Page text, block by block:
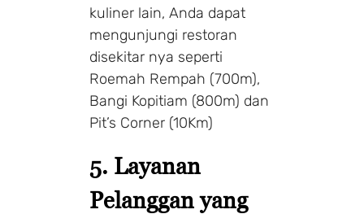
kuliner lain, Anda dapat
mengunjungi restoran
disekitar nya seperti
Roemah Rempah (700m),
Bangi Kopitiam (800m) dan
Pit’s Corner (10Km)
5. Layanan
Pelanggan yang